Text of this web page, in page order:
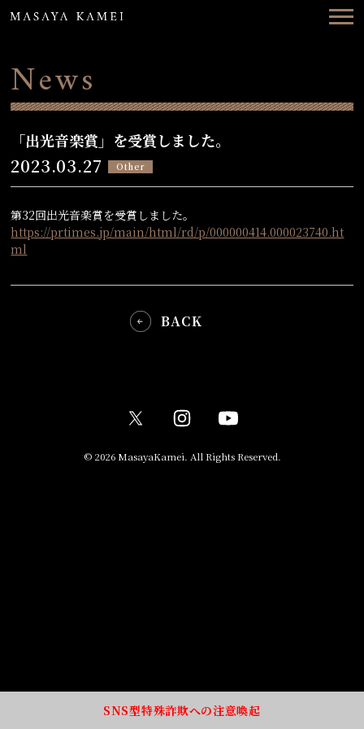
Concerts
Videos
Biography
Discography
日本語
News
「出光音楽賞」を受賞しました。
2023.03.27 Other
第32回出光音楽賞を受賞しました。
https://prtimes.jp/main/html/rd/p/000000414.000023740.ht
ml
BACK
© 2026 MasayaKamei. All Rights Reserved.
SNS型特殊詐欺への注意喚起